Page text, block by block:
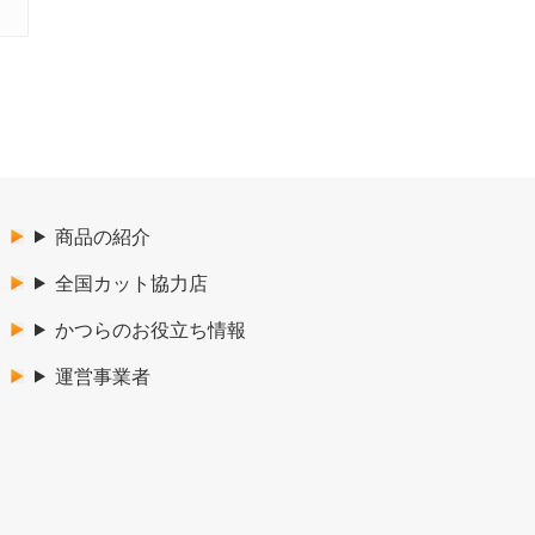
商品の紹介
全国カット協力店
かつらのお役立ち情報
運営事業者